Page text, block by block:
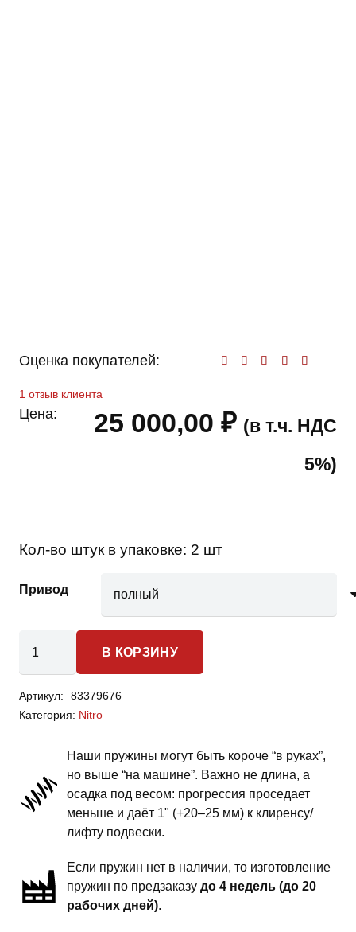
Оценка покупателей:
1 отзыв клиента
Цена: 25 000,00 ₽ (в т.ч. НДС
5%)
Кол-во штук в упаковке: 2 шт
Привод
товара
Nitro
-
подвески
-
комфорт
В КОРЗИНУ
Артикул:
83379676
Категория: Nitro
Наши пружины могут быть короче “в руках”,
но выше “на машине”. Важно не длина, а
осадка под весом: прогрессия проседает
меньше и даёт 1" (+20–25 мм) к клиренсу/
лифту подвески.
Если пружин нет в наличии, то изготовление
пружин по предзаказу до 4 недель (до 20
рабочих дней).